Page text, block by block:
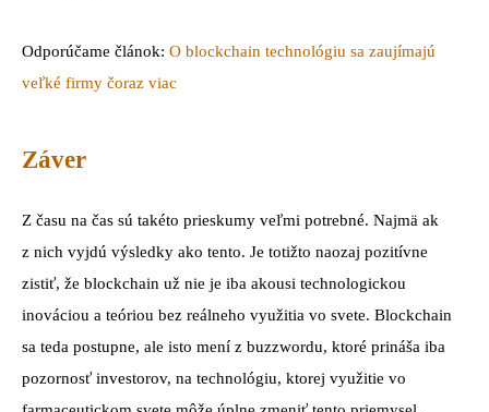
Odporúčame článok: O blockchain technológiu sa zaujímajú
veľké firmy čoraz viac
Záver
Z času na čas sú takéto prieskumy veľmi potrebné. Najmä ak
z nich vyjdú výsledky ako tento. Je totižto naozaj pozitívne
zistiť, že blockchain už nie je iba akousi technologickou
inováciou a teóriou bez reálneho využitia vo svete. Blockchain
sa teda postupne, ale isto mení z buzzwordu, ktoré prináša iba
pozornosť investorov, na technológiu, ktorej využitie vo